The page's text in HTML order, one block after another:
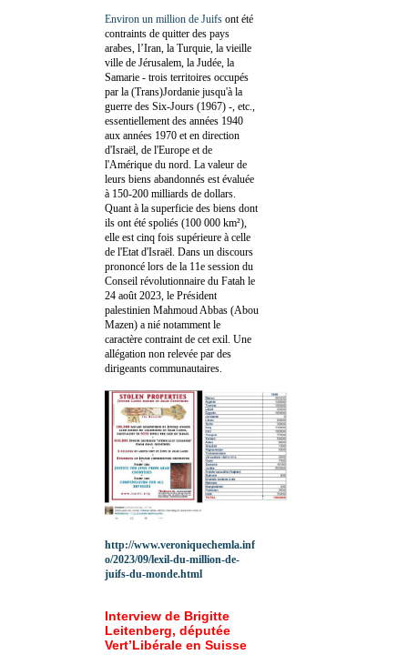
Environ un million de Juifs ont été
contraints de quitter des pays
arabes, l’Iran, la Turquie, la vieille
ville de Jérusalem, la Judée, la
Samarie - trois territoires occupés
par la (Trans)Jordanie jusqu'à la
guerre des Six-Jours (1967) -, etc.,
essentiellement des années 1940
aux années 1970 et en direction
d'Israël, de l'Europe et de
l'Amérique du nord. La valeur de
leurs biens abandonnés est évaluée
à 150-200 milliards de dollars.
Quant à la superficie des biens dont
ils ont été spoliés (100 000 km²),
elle est cinq fois supérieure à celle
de l'Etat d'Israël. Dans un discours
prononcé lors de la 11e session du
Conseil révolutionnaire du Fatah le
24 août 2023, le Président
palestinien Mahmoud Abbas (Abou
Mazen) a nié notamment le
caractère contraint de cet exil. Une
allégation non relevée par des
dirigeants communautaires.
http://www.veroniquechemla.inf
o/2023/09/lexil-du-million-de-
juifs-du-monde.html
Interview de Brigitte
Leitenberg, députée
Vert’Libérale en Suisse